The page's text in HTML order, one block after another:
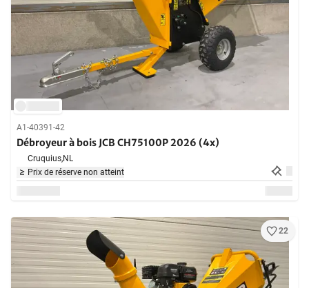
A1-40391-42
Débroyeur à bois JCB CH75100P 2026 (4x)
Cruquius,NL
Prix de réserve non atteint
22